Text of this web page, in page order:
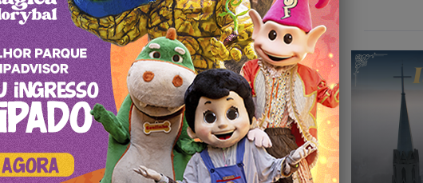
Projeto Lobo Guará completa 32 anos →